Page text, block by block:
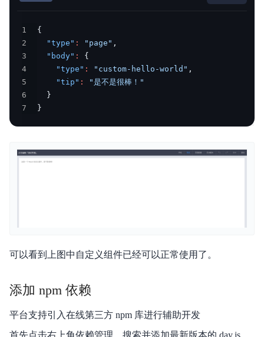
1
{
2
"type" : "page" ,
3
"body" :
{
4
"type" : "custom-hello-world" ,
5
"tip" :
"是不是很棒！"
6
}
7
}
可以看到上图中自定义组件已经可以正常使用了。
添加 npm 依赖
平台支持引入在线第三方 npm 库进行辅助开发